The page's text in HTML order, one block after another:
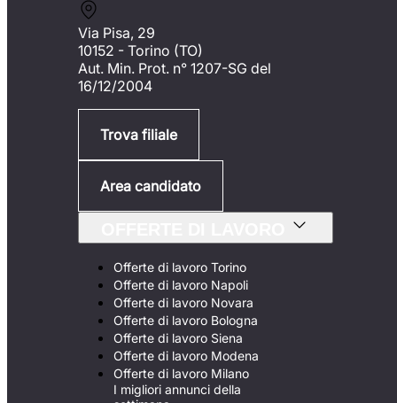
Via Pisa, 29
10152 - Torino (TO)
Aut. Min. Prot. n° 1207-SG del
16/12/2004
Trova filiale
Area candidato
Offerte di lavoro Torino
Offerte di lavoro Napoli
Offerte di lavoro Novara
Offerte di lavoro Bologna
Offerte di lavoro Siena
Offerte di lavoro Modena
Offerte di lavoro Milano
I migliori annunci della